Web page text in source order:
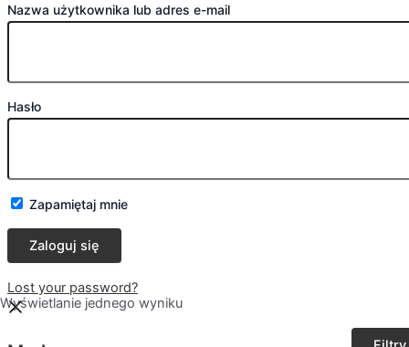
Wyświetlanie jednego wyniku
Nazwa użytkownika lub adres e-mail
Hasło
Zapamiętaj mnie
Lost your password?